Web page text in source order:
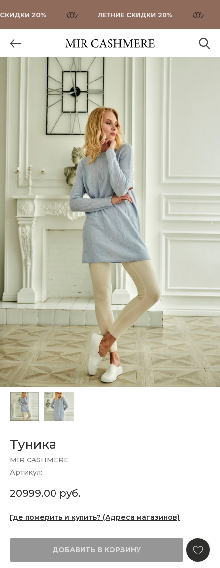
20% ЛЕТНИЕ СКИДКИ 20%
Туника
MIR CASHMERE
Артикул:
20999.00 руб.
Где померить и купить? (Адреса магазинов)
ДОБАВИТЬ В КОРЗИНУ